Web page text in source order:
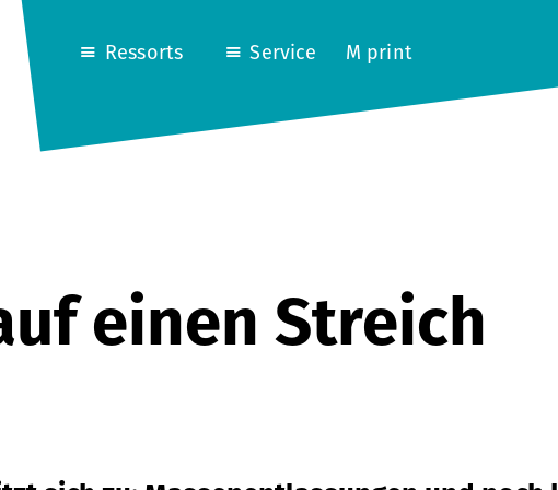
Ressorts Service M print
einen Streich